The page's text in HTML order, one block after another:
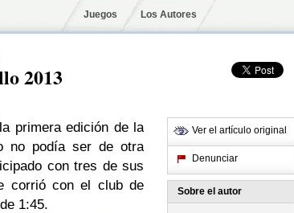
Juegos Los Autores
2013
primera edición de la
no podía ser de otra
con tres de sus
corrió con el club de
1:45.
Ver el artículo original
Denunciar
Sobre el autor